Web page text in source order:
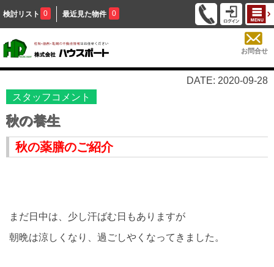
検討リスト 0 最近見た物件 0
お問合せ
DATE: 2020-09-28
スタッフコメント
秋の養生
秋の薬膳のご紹介
まだ日中は、少し汗ばむ日もありますが
朝晩は涼しくなり、過ごしやくなってきました。